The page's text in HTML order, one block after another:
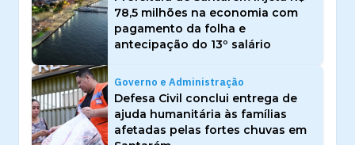
78,5 milhões na economia com
pagamento da folha e
antecipação do 13º salário
Governo e Administração
Defesa Civil conclui entrega de
ajuda humanitária às famílias
afetadas pelas fortes chuvas em